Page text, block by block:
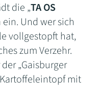
die „TA OS
Und wer sich
vollgestopft hat,
zum Verzehr.
„Gaisburger
mit